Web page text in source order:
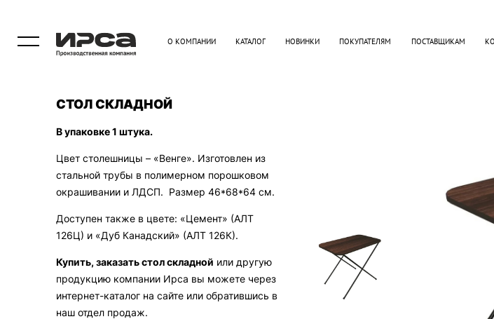
О КОМПАНИИ КАТАЛОГ НОВИНКИ ПОКУПАТЕЛЯМ ПОСТАВЩИКАМ
СТОЛ СКЛАДНОЙ
В упаковке 1 штука.
Цвет столешницы – «Венге». Изготовлен из
стальной трубы в полимерном порошковом
окрашивании и ЛДСП. Размер 46*68*64 см.
Доступен также в цвете: «Цемент» (АЛТ
126Ц) и «Дуб Канадский» (АЛТ 126К).
Купить, заказать стол складной или другую
продукцию компании Ирса вы можете через
интернет-каталог на сайте или обратившись в
наш отдел продаж.